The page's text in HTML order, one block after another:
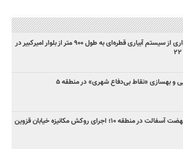
بهره‌برداری از سیستم آبیاری قطره‌ای به طول ۹۰۰ متر از بلوار امیرکبیر در
و بهسازی «نقاط بی‌دفاع شهری» در منطقه ۵
در منطقه ۱۰؛ اجرای روکش مکانیزه خیابان قزوین